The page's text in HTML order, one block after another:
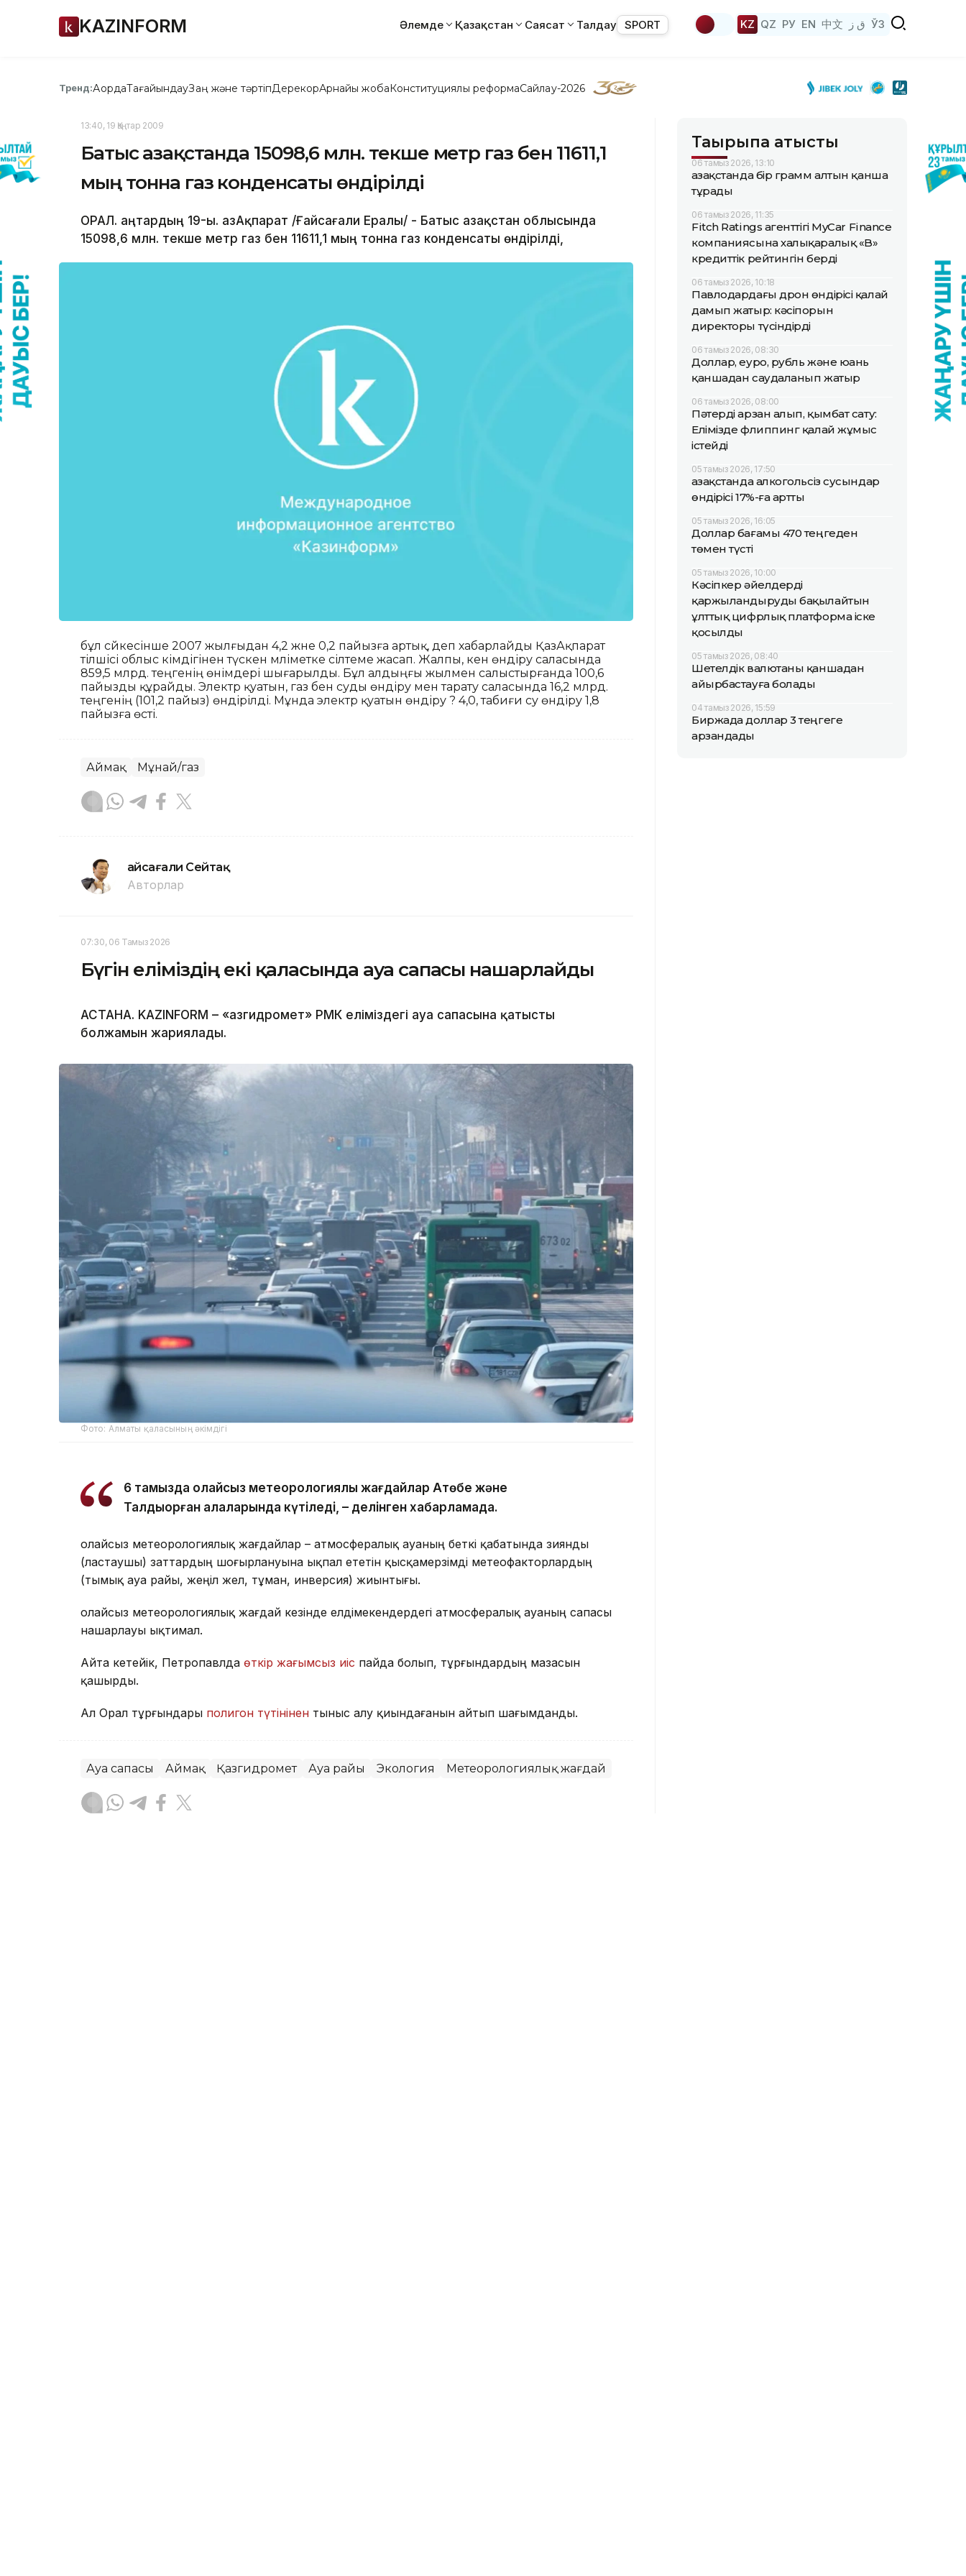
KAZINFORM Әлемде Қазақстан Саясат Талдау SPORT KZ QZ РУ EN 中文 ق ز ЎЗ
Тренд:АқордаТағайындауЗаң және тәртіпДерекқорАрнайы жобаКонституциялық реформаСайлау-2026
13:40, 19 Қаңтар 2009
Батыс Қазақстанда 15098,6 млн. текше метр газ бен 11611,1
мың тонна газ конденсаты өндірілді
ОРАЛ. Қаңтардың 19-ы. ҚазАқпарат /Ғайсағали Ералы/ - Батыс Қазақстан облысында
15098,6 млн. текше метр газ бен 11611,1 мың тонна газ конденсаты өндірілді,
бұл сәйкесінше 2007 жылғыдан 4,2 және 0,2 пайызға артық, деп хабарлайды ҚазАқпарат
тілшісі облыс әкімдігінен түскен мәліметке сілтеме жасап. Жалпы, кен өндіру саласында
859,5 млрд. теңгенің өнімдері шығарылды. Бұл алдыңғы жылмен салыстырғанда 100,6
пайызды құрайды. Электр қуатын, газ бен суды өндіру мен тарату саласында 16,2 млрд.
теңгенің (101,2 пайыз) өндірілді. Мұнда электр қуатын өндіру ? 4,0, табиғи су өндіру 1,8
пайызға өсті.
Аймақ Мұнай/газ
Ғайсағали Сейтақ
Авторлар
07:30, 06 Тамыз 2026
Бүгін еліміздің екі қаласында ауа сапасы нашарлайды
АСТАНА. KAZINFORM – «Қазгидромет» РМК еліміздегі ауа сапасына қатысты
болжамын жариялады.
Фото: Алматы қаласының әкімдігі
6 тамызда қолайсыз метеорологиялық жағдайлар Ақтөбе және
Талдықорған қалаларында күтіледі, – делінген хабарламада.
Қолайсыз метеорологиялық жағдайлар – атмосфералық ауаның беткі қабатында зиянды
(ластаушы) заттардың шоғырлануына ықпал ететін қысқамерзімді метеофакторлардың
(тымық ауа райы, жеңіл жел, тұман, инверсия) жиынтығы.
Қолайсыз метеорологиялық жағдай кезінде елдімекендердегі атмосфералық ауаның сапасы
нашарлауы ықтимал.
Айта кетейік, Петропавлда өткір жағымсыз иіс пайда болып, тұрғындардың мазасын
қашырды.
Ал Орал тұрғындары полигон түтінінен тыныс алу қиындағанын айтып шағымданды.
Ауа сапасы Аймақ Қазгидромет Ауа райы Экология Метеорологиялық жағдай
Тақырыпқа қатысты
06 тамыз 2026, 13:10
Қазақстанда бір грамм алтын қанша
тұрады
06 тамыз 2026, 11:35
Fitch Ratings агенттігі MyCar Finance
компаниясына халықаралық «B»
кредиттік рейтингін берді
06 тамыз 2026, 10:18
Павлодардағы дрон өндірісі қалай
дамып жатыр: кәсіпорын
директоры түсіндірді
06 тамыз 2026, 08:30
Доллар, еуро, рубль және юань
қаншадан саудаланып жатыр
06 тамыз 2026, 08:00
Пәтерді арзан алып, қымбат сату:
Елімізде флиппинг қалай жұмыс
істейді
05 тамыз 2026, 17:50
Қазақстанда алкогольсіз сусындар
өндірісі 17%-ға артты
05 тамыз 2026, 16:05
Доллар бағамы 470 теңгеден
төмен түсті
05 тамыз 2026, 10:00
Кәсіпкер әйелдерді
қаржыландыруды бақылайтын
ұлттық цифрлық платформа іске
қосылды
05 тамыз 2026, 08:40
Шетелдік валютаны қаншадан
айырбастауға болады
04 тамыз 2026, 15:59
Биржада доллар 3 теңгеге
арзандады